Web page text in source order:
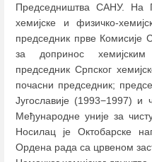
Председништва САНУ. На
хемијске и физичко-
председник прве
за допринос
председник Српског
почасни председник;
Југославије (1993−1997) и
Међународне уније за
Носилац је Октобарске
Ордена рада са црвеном